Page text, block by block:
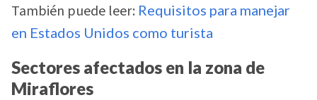
También puede leer: Requisitos para manejar
en Estados Unidos como turista
Sectores afectados en la zona de
Miraflores